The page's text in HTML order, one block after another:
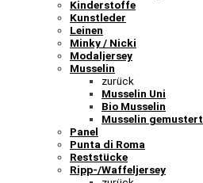
Kinderstoffe
Kunstleder
Leinen
Minky / Nicki
Modaljersey
Musselin
zurück
Musselin Uni
Bio Musselin
Musselin gemustert
Panel
Punta di Roma
Reststücke
Ripp-/Waffeljersey